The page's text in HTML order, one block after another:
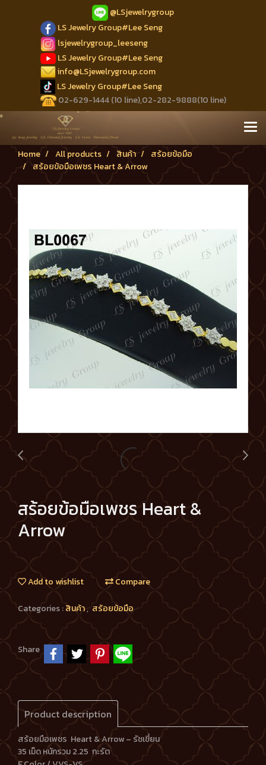
@LSjewelrygroup
LS Jewelry Group#Lee Seng
lsjewelrygroup_leeseng
LS Jewelry Group#Lee Seng
info@LSjewelrygroup.com
LS Jewelry Group#Lee Seng
02-629-1444 (10 line),02-282-9888(10 line)
Home All products สินค้า
สร้อยข้อมือ
สร้อยข้อมือเพชร Heart & Arrow
สร้อยข้อมือเพชร Heart &
Arrow
Add to wishlist Compare
Categories :สินค้า, สร้อยข้อมือ
Share
Product description
สร้อยมือเพชร Heart & Arrow – รัชเชี่ยน
35 เม็ด หนักรวม 2.25 กะรัต